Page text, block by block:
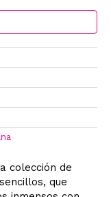
colección de
que